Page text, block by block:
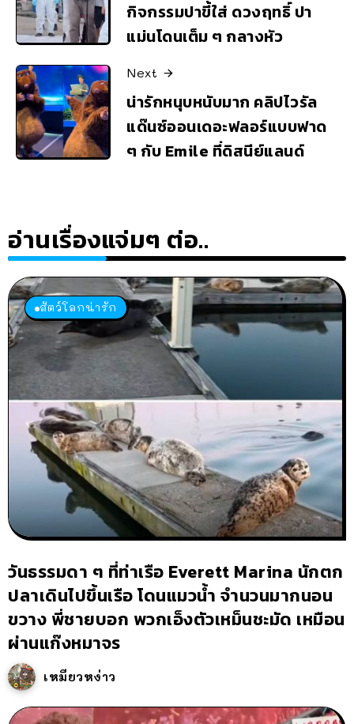
กิจกรรมปาขี้ใส่ ดวงฤทธิ์ ปา
แม่นโดนเต็ม ๆ กลางหัว
Next
น่ารักหนุบหนับมาก คลิปไวรัล
แด๊นซ์ออนเดอะฟลอร์แบบฟาด
ๆ กับ Emile ที่ดิสนีย์แลนด์
อ่านเรื่องแจ่มๆ ต่อ..
สัตว์โลกน่ารัก
วันธรรมดา ๆ ที่ท่าเรือ Everett Marina นักตก
ปลาเดินไปขึ้นเรือ โดนแมวน้ำ จำนวนมากนอน
ขวาง พี่ชายบอก พวกเอ็งตัวเหม็นชะมัด เหมือน
ผ่านแก๊งหมาจร
เหมียวหง่าว